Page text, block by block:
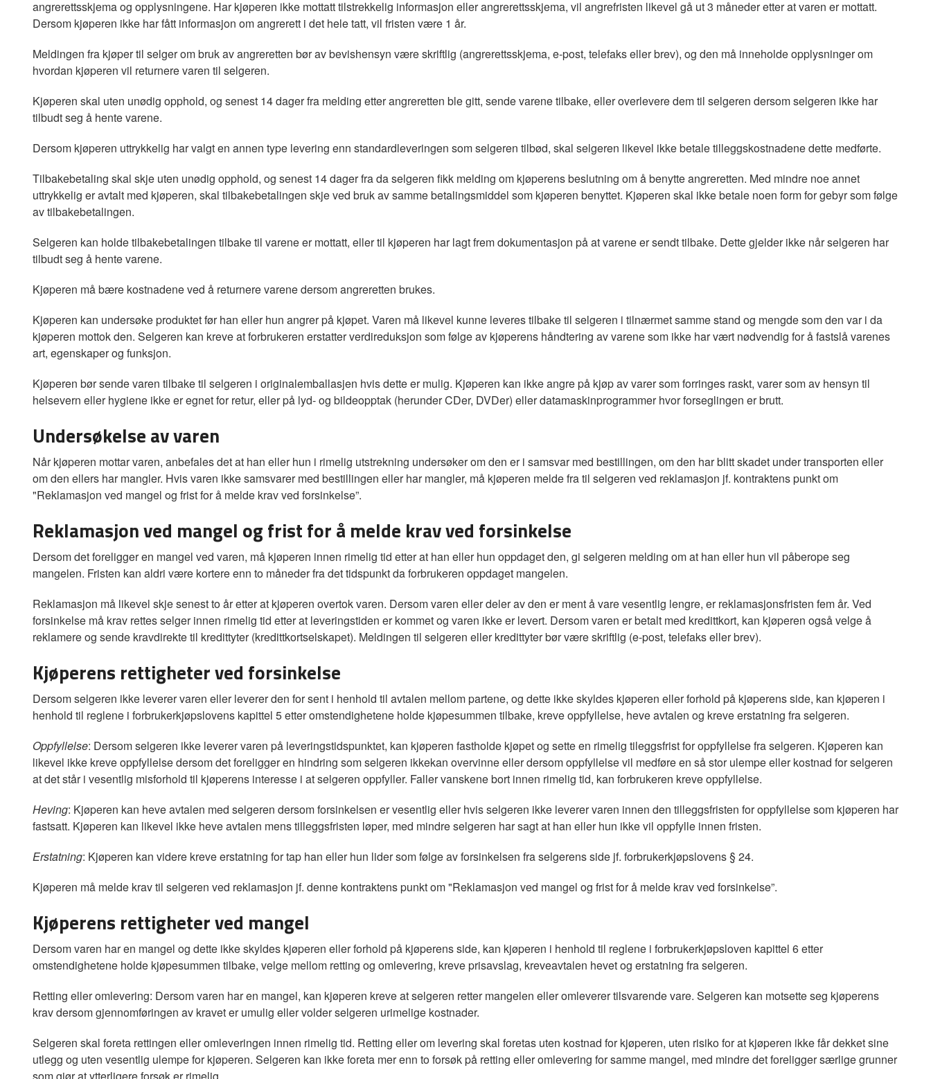
angrerettsskjema og opplysningene. Har kjøperen ikke mottatt tilstrekkelig informasjon eller angrerettsskjema, vil angrefristen likevel gå ut 3 måneder etter at varen er mottatt.
Dersom kjøperen ikke har fått informasjon om angrerett i det hele tatt, vil fristen være 1 år.
Meldingen fra kjøper til selger om bruk av angreretten bør av bevishensyn være skriftlig (angrerettsskjema, e-post, telefaks eller brev), og den må inneholde opplysninger om
hvordan kjøperen vil returnere varen til selgeren.
Kjøperen skal uten unødig opphold, og senest 14 dager fra melding etter angreretten ble gitt, sende varene tilbake, eller overlevere dem til selgeren dersom selgeren ikke har
tilbudt seg å hente varene.
Dersom kjøperen uttrykkelig har valgt en annen type levering enn standardleveringen som selgeren tilbød, skal selgeren likevel ikke betale tilleggskostnadene dette medførte.
Tilbakebetaling skal skje uten unødig opphold, og senest 14 dager fra da selgeren fikk melding om kjøperens beslutning om å benytte angreretten. Med mindre noe annet
uttrykkelig er avtalt med kjøperen, skal tilbakebetalingen skje ved bruk av samme betalingsmiddel som kjøperen benyttet. Kjøperen skal ikke betale noen form for gebyr som følge
av tilbakebetalingen.
Selgeren kan holde tilbakebetalingen tilbake til varene er mottatt, eller til kjøperen har lagt frem dokumentasjon på at varene er sendt tilbake. Dette gjelder ikke når selgeren har
tilbudt seg å hente varene.
Kjøperen må bære kostnadene ved å returnere varene dersom angreretten brukes.
Kjøperen kan undersøke produktet før han eller hun angrer på kjøpet. Varen må likevel kunne leveres tilbake til selgeren i tilnærmet samme stand og mengde som den var i da
kjøperen mottok den. Selgeren kan kreve at forbrukeren erstatter verdireduksjon som følge av kjøperens håndtering av varene som ikke har vært nødvendig for å fastslå varenes
art, egenskaper og funksjon.
Kjøperen bør sende varen tilbake til selgeren i originalemballasjen hvis dette er mulig. Kjøperen kan ikke angre på kjøp av varer som forringes raskt, varer som av hensyn til
helsevern eller hygiene ikke er egnet for retur, eller på lyd- og bildeopptak (herunder CDer, DVDer) eller datamaskinprogrammer hvor forseglingen er brutt.
Undersøkelse av varen
Når kjøperen mottar varen, anbefales det at han eller hun i rimelig utstrekning undersøker om den er i samsvar med bestillingen, om den har blitt skadet under transporten eller
om den ellers har mangler. Hvis varen ikke samsvarer med bestillingen eller har mangler, må kjøperen melde fra til selgeren ved reklamasjon jf. kontraktens punkt om
"Reklamasjon ved mangel og frist for å melde krav ved forsinkelse”.
Reklamasjon ved mangel og frist for å melde krav ved forsinkelse
Dersom det foreligger en mangel ved varen, må kjøperen innen rimelig tid etter at han eller hun oppdaget den, gi selgeren melding om at han eller hun vil påberope seg
mangelen. Fristen kan aldri være kortere enn to måneder fra det tidspunkt da forbrukeren oppdaget mangelen.
Reklamasjon må likevel skje senest to år etter at kjøperen overtok varen. Dersom varen eller deler av den er ment å vare vesentlig lengre, er reklamasjonsfristen fem år. Ved
forsinkelse må krav rettes selger innen rimelig tid etter at leveringstiden er kommet og varen ikke er levert. Dersom varen er betalt med kredittkort, kan kjøperen også velge å
reklamere og sende kravdirekte til kredittyter (kredittkortselskapet). Meldingen til selgeren eller kredittyter bør være skriftlig (e-post, telefaks eller brev).
Kjøperens rettigheter ved forsinkelse
Dersom selgeren ikke leverer varen eller leverer den for sent i henhold til avtalen mellom partene, og dette ikke skyldes kjøperen eller forhold på kjøperens side, kan kjøperen i
henhold til reglene i forbrukerkjøpslovens kapittel 5 etter omstendighetene holde kjøpesummen tilbake, kreve oppfyllelse, heve avtalen og kreve erstatning fra selgeren.
Oppfyllelse: Dersom selgeren ikke leverer varen på leveringstidspunktet, kan kjøperen fastholde kjøpet og sette en rimelig tileggsfrist for oppfyllelse fra selgeren. Kjøperen kan
likevel ikke kreve oppfyllelse dersom det foreligger en hindring som selgeren ikkekan overvinne eller dersom oppfyllelse vil medføre en så stor ulempe eller kostnad for selgeren
at det står i vesentlig misforhold til kjøperens interesse i at selgeren oppfyller. Faller vanskene bort innen rimelig tid, kan forbrukeren kreve oppfyllelse.
Heving: Kjøperen kan heve avtalen med selgeren dersom forsinkelsen er vesentlig eller hvis selgeren ikke leverer varen innen den tilleggsfristen for oppfyllelse som kjøperen har
fastsatt. Kjøperen kan likevel ikke heve avtalen mens tilleggsfristen løper, med mindre selgeren har sagt at han eller hun ikke vil oppfylle innen fristen.
Erstatning: Kjøperen kan videre kreve erstatning for tap han eller hun lider som følge av forsinkelsen fra selgerens side jf. forbrukerkjøpslovens § 24.
Kjøperen må melde krav til selgeren ved reklamasjon jf. denne kontraktens punkt om "Reklamasjon ved mangel og frist for å melde krav ved forsinkelse”.
Kjøperens rettigheter ved mangel
Dersom varen har en mangel og dette ikke skyldes kjøperen eller forhold på kjøperens side, kan kjøperen i henhold til reglene i forbrukerkjøpsloven kapittel 6 etter
omstendighetene holde kjøpesummen tilbake, velge mellom retting og omlevering, kreve prisavslag, kreveavtalen hevet og erstatning fra selgeren.
Retting eller omlevering: Dersom varen har en mangel, kan kjøperen kreve at selgeren retter mangelen eller omleverer tilsvarende vare. Selgeren kan motsette seg kjøperens
krav dersom gjennomføringen av kravet er umulig eller volder selgeren urimelige kostnader.
Selgeren skal foreta rettingen eller omleveringen innen rimelig tid. Retting eller om levering skal foretas uten kostnad for kjøperen, uten risiko for at kjøperen ikke får dekket sine
utlegg og uten vesentlig ulempe for kjøperen. Selgeren kan ikke foreta mer enn to forsøk på retting eller omlevering for samme mangel, med mindre det foreligger særlige grunner